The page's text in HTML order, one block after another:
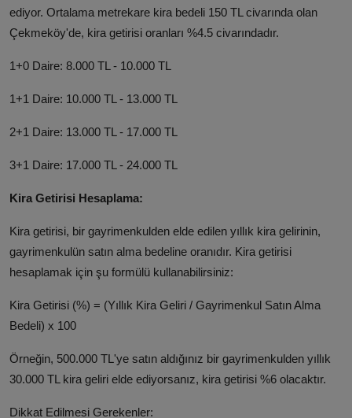
ediyor. Ortalama metrekare kira bedeli 150 TL civarında olan
Çekmeköy'de, kira getirisi oranları %4.5 civarındadır.
1+0 Daire: 8.000 TL - 10.000 TL
1+1 Daire: 10.000 TL - 13.000 TL
2+1 Daire: 13.000 TL - 17.000 TL
3+1 Daire: 17.000 TL - 24.000 TL
Kira Getirisi Hesaplama:
Kira getirisi, bir gayrimenkulden elde edilen yıllık kira gelirinin,
gayrimenkulün satın alma bedeline oranıdır. Kira getirisi
hesaplamak için şu formülü kullanabilirsiniz:
Kira Getirisi (%) = (Yıllık Kira Geliri / Gayrimenkul Satın Alma
Bedeli) x 100
Örneğin, 500.000 TL'ye satın aldığınız bir gayrimenkulden yıllık
30.000 TL kira geliri elde ediyorsanız, kira getirisi %6 olacaktır.
Dikkat Edilmesi Gerekenler: